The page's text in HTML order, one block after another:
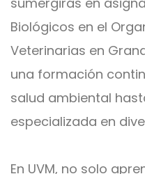
Biológicos en el
Veterinarias en
una formación
salud ambiental
especializada en
En UVM, no solo